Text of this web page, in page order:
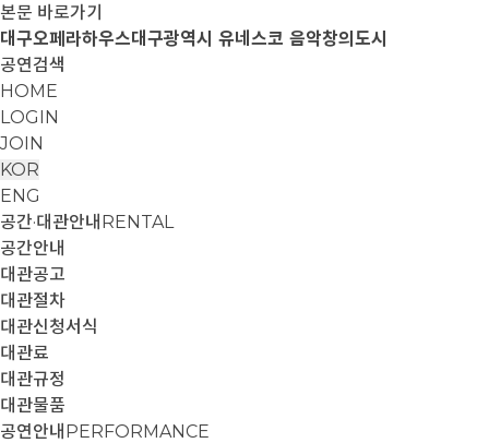
본문 바로가기
대구오페라하우스대구광역시 유네스코 음악창의도시
공연검색
HOME
LOGIN
JOIN
KOR
ENG
공간·대관안내 RENTAL
공간안내
대관공고
대관절차
대관신청서식
대관료
대관규정
대관물품
공연안내 PERFORMANCE